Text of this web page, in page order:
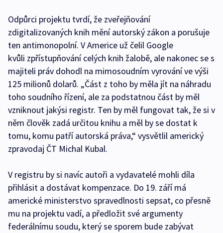
Odpůrci projektu tvrdí, že zveřejňování
zdigitalizovaných knih mění autorský zákon a porušuje
ten antimonopolní. V Americe už čelil Google
kvůli zpřístupňování celých knih žalobě, ale nakonec se s
majiteli práv dohodl na mimosoudním vyrování ve výši
125 milionů dolarů. „Část z toho by měla jít na náhradu
toho soudního řízení, ale za podstatnou část by měl
vzniknout jakýsi registr. Ten by měl fungovat tak, že si v
něm člověk zadá určitou knihu a měl by se dostat k
tomu, komu patří autorská práva,“ vysvětlil americký
zpravodaj ČT Michal Kubal.
V registru by si navíc autoři a vydavatelé mohli díla
přihlásit a dostávat kompenzace. Do 19. září má
americké ministerstvo spravedlnosti sepsat, co přesně
mu na projektu vadí, a předložit své argumenty
federálnímu soudu, který se sporem bude zabývat